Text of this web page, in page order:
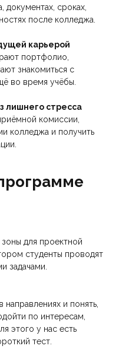
документах, сроках,
после колледжа.
карьерой
портфолио,
знакомиться с
во время учёбы.
лишнего стресса
комиссии,
колледжа и получить
для проектной
студенты проводят
задачами.
и понять,
по интересам,
этого у нас есть
тест.